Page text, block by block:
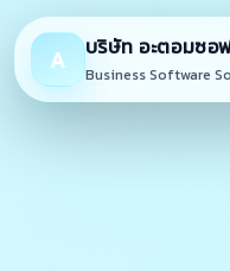
Skip
to
content
A บริษัท อะตอมซอ
Business Software